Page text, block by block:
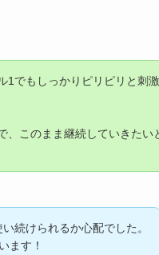
1でもしっかりピリピリと刺
、このまま継続していきたい
続けられるか心配でした。
ます！